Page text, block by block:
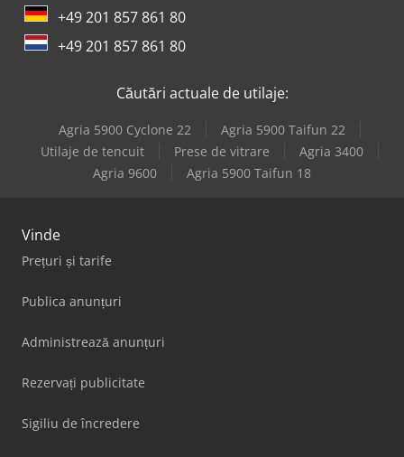
+49 201 857 861 80
+49 201 857 861 80
Căutări actuale de utilaje:
Agria 5900 Cyclone 22
Agria 5900 Taifun 22
Utilaje de tencuit
Prese de vitrare
Agria 3400
Agria 9600
Agria 5900 Taifun 18
Vinde
Prețuri și tarife
Publica anunțuri
Administrează anunțuri
Rezervați publicitate
Sigiliu de încredere